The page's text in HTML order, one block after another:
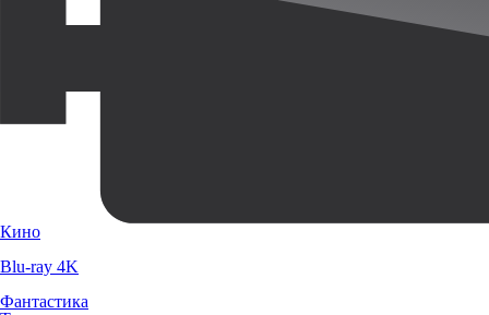
Кино
Blu-ray 4K
Фантастика